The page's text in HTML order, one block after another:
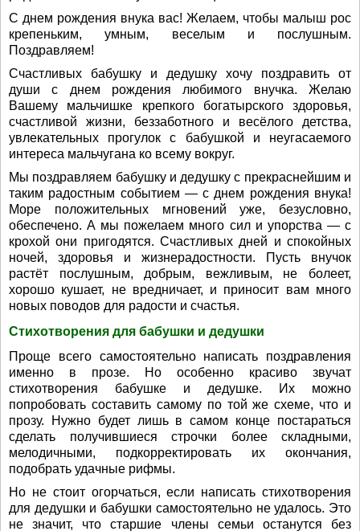
С днем рождения внука вас! Желаем, чтобы малыш рос
крепеньким, умным, веселым и послушным.
Поздравляем!
Счастливых бабушку и дедушку хочу поздравить от
души с днем рождения любимого внучка. Желаю
Вашему мальчишке крепкого богатырского здоровья,
счастливой жизни, беззаботного и весёлого детства,
увлекательных прогулок с бабушкой и неугасаемого
интереса мальчугана ко всему вокруг.
Мы поздравляем бабушку и дедушку с прекраснейшим и
таким радостным событием — с днем рождения внука!
Море положительных мгновений уже, безусловно,
обеспечено. А мы пожелаем много сил и упорства — с
крохой они пригодятся. Счастливых дней и спокойных
ночей, здоровья и жизнерадостности. Пусть внучок
растёт послушным, добрым, вежливым, не болеет,
хорошо кушает, не вредничает, и приносит вам много
новых поводов для радости и счастья.
Стихотворения для бабушки и дедушки
Проще всего самостоятельно написать поздравления
именно в прозе. Но особенно красиво звучат
стихотворения бабушке и дедушке. Их можно
попробовать составить самому по той же схеме, что и
прозу. Нужно будет лишь в самом конце постараться
сделать получившиеся строчки более складными,
мелодичными, подкорректировать их окончания,
подобрать удачные рифмы.
Но не стоит огорчаться, если написать стихотворения
для дедушки и бабушки самостоятельно не удалось. Это
не значит, что старшие члены семьи останутся без